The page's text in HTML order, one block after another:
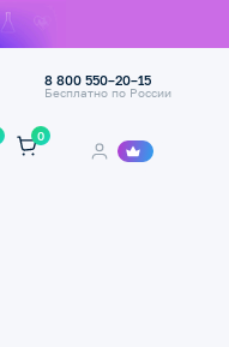
8 800 550–20–15
Бесплатно по России
0